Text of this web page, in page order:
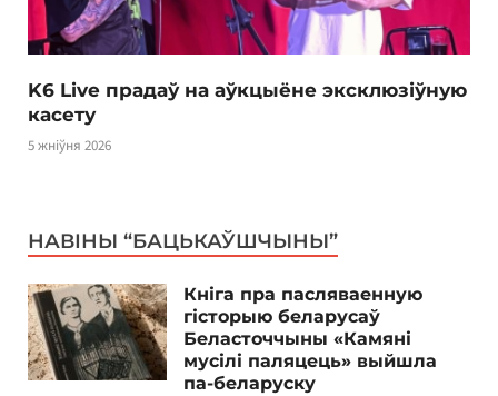
K6 Live прадаў на аўкцыёне эксклюзіўную
касету
5 жніўня 2026
НАВІНЫ “БАЦЬКАЎШЧЫНЫ”
Кніга пра пасляваенную
гісторыю беларусаў
Беласточчыны «Камяні
мусілі паляцець» выйшла
па-беларуску